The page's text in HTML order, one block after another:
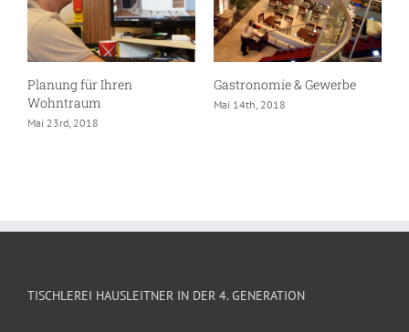
Planung für Ihren
Wohntraum
Mai 23rd, 2018
Gastronomie & Gewerbe
Mai 14th, 2018
TISCHLEREI HAUSLEITNER IN DER 4. GENERATION